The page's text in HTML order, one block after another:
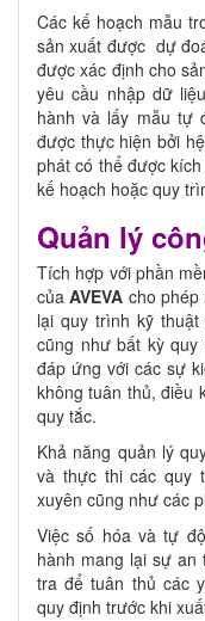
Các kế hoạch mẫu
sản xuất được dự
được xác định cho
yêu cầu nhập dữ
hành và lấy mẫu tự
được thực hiện bởi
phát có thể được
kế hoạch hoặc quy
Quản lý
Tích hợp với phần
củaAVEVA cho
lại quy trình kỹ
cũng như bất kỳ quy
đáp ứng với các sự
không tuân thủ, điều
quy tắc.
Khả năng quản lý
và thực thi các quy
xuyên cũng như các
Việc số hóa và tự
hành mang lại sự an
tra để tuân thủ các
quy định trước khi